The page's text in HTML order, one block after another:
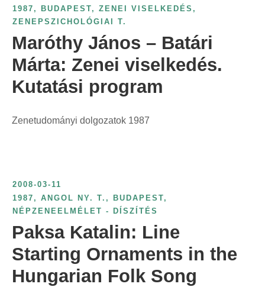
1987 , BUDAPEST, ZENEI VISELKEDÉS ,
ZENEPSZICHOLÓGIAI T.
Maróthy János – Batári
Márta: Zenei viselkedés.
Kutatási program
Zenetudományi dolgozatok 1987
2008-03-11
1987 , ANGOL NY. T. , BUDAPEST,
NÉPZENEELMÉLET - DÍSZÍTÉS
Paksa Katalin: Line
Starting Ornaments in the
Hungarian Folk Song